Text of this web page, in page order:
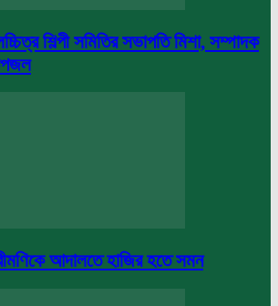
শিল্পী সমিতির সভাপতি মিশা, সম্পাদক
আদালতে হাজির হতে সমন